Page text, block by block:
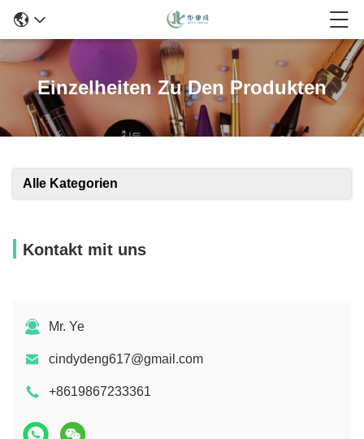
Einzelheiten Zu Den Produkten
Alle Kategorien
Kontakt mit uns
Mr. Ye
cindydeng617@gmail.com
+8619867233361